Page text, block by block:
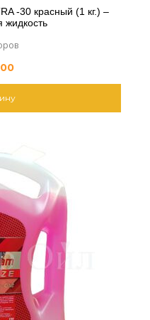
-30 красный (1 кг.) –